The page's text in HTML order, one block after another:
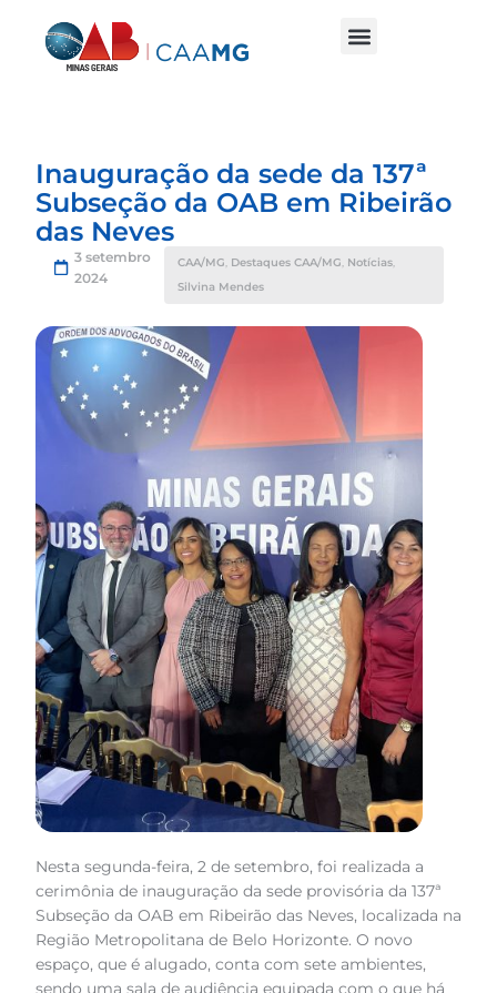
Inauguração da sede da 137ª
Subseção da OAB em Ribeirão
das Neves
3 setembro
2024
CAA/MG, Destaques CAA/MG, Notícias,
Silvina Mendes
Nesta segunda-feira, 2 de setembro, foi realizada a
cerimônia de inauguração da sede provisória da 137ª
Subseção da OAB em Ribeirão das Neves, localizada na
Região Metropolitana de Belo Horizonte. O novo
espaço, que é alugado, conta com sete ambientes,
sendo uma sala de audiência equipada com o que há